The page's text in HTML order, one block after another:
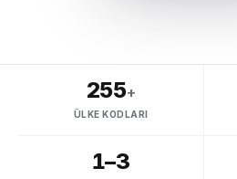
255+
ÜLKE KODLARI
1–3